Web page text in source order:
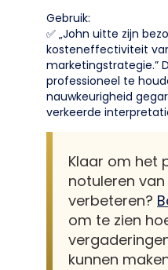
Gebruik:
✅ „John uitte zijn
kosteneffectiviteit
marketingstrategie.”
professioneel te
nauwkeurigheid
verkeerde
Klaar om het
notuleren
verbeteren?
om te zien
kunnen